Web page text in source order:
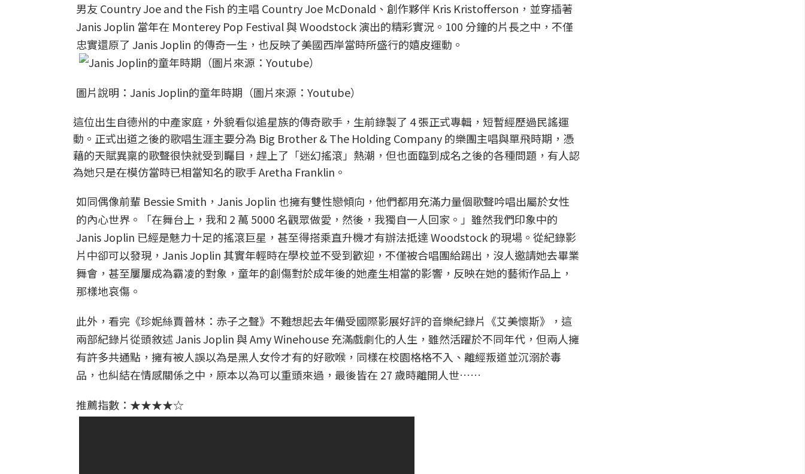
男友 Country Joe and the Fish 的主唱 Country Joe McDonald、創作夥伴 Kris Kristofferson，並穿插著
Janis Joplin 當年在 Monterey Pop Festival 與 Woodstock 演出的精彩實況。100 分鐘的片長之中，不僅
忠實還原了 Janis Joplin 的傳奇一生，也反映了美國西岸當時所盛行的嬉皮運動。
圖片說明：Janis Joplin的童年時期（圖片來源：Youtube）
這位出生自德州的中產家庭，外貌看似追星族的傳奇歌手，生前錄製了 4 張正式專輯，短暫經歷過民謠運
動。正式出道之後的歌唱生涯主要分為 Big Brother & The Holding Company 的樂團主唱與單飛時期，憑
藉的天賦異稟的歌聲很快就受到矚目，趕上了「迷幻搖滾」熱潮，但也面臨到成名之後的各種問題，有人認
為她只是在模仿當時已相當知名的歌手 Aretha Franklin。
如同偶像前輩 Bessie Smith，Janis Joplin 也擁有雙性戀傾向，他們都用充滿力量個歌聲吟唱出屬於女性
的內心世界。「在舞台上，我和 2 萬 5000 名觀眾做愛，然後，我獨自一人回家。」雖然我們印象中的
Janis Joplin 已經是魅力十足的搖滾巨星，甚至得搭乘直升機才有辦法抵達 Woodstock 的現場。從紀錄影
片中卻可以發現，Janis Joplin 其實年輕時在學校並不受到歡迎，不僅被合唱團給踢出，沒人邀請她去畢業
舞會，甚至屢屢成為霸凌的對象，童年的創傷對於成年後的她產生相當的影響，反映在她的藝術作品上，
那樣地哀傷。
此外，看完《珍妮絲賈普林：赤子之聲》不難想起去年備受國際影展好評的音樂紀錄片《艾美懷斯》，這
兩部紀錄片從頭敘述 Janis Joplin 與 Amy Winehouse 充滿戲劇化的人生，雖然活躍於不同年代，但兩人擁
有許多共通點，擁有被人誤以為是黑人女伶才有的好歌喉，同樣在校園格格不入、離經叛道並沉溺於毒
品，也糾結在情感關係之中，原本以為可以重頭來過，最後皆在 27 歲時離開人世……
推薦指數：★★★★☆